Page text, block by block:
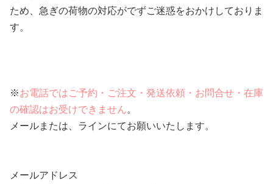
ため、急ぎの荷物の対応がでずご迷惑をおかけしておりま
す。
※お電話ではご予約・ご注文・発送依頼・お問合せ・在庫
の確認はお受けできません。
メールまたは、ラインにてお願いいたします。
メールアドレス